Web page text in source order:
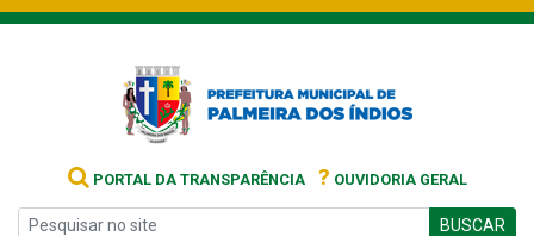
PORTAL DA TRANSPARÊNCIA ? OUVIDORIA GERAL
BUSCAR